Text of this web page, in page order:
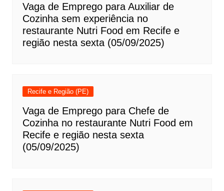
Vaga de Emprego para Auxiliar de
Cozinha sem experiência no
restaurante Nutri Food em Recife e
região nesta sexta (05/09/2025)
Recife e Região (PE)
Vaga de Emprego para Chefe de
Cozinha no restaurante Nutri Food em
Recife e região nesta sexta
(05/09/2025)